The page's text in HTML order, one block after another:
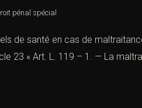
pénal spécial
de santé en cas de
23 « Art. L. 119 – 1. — La